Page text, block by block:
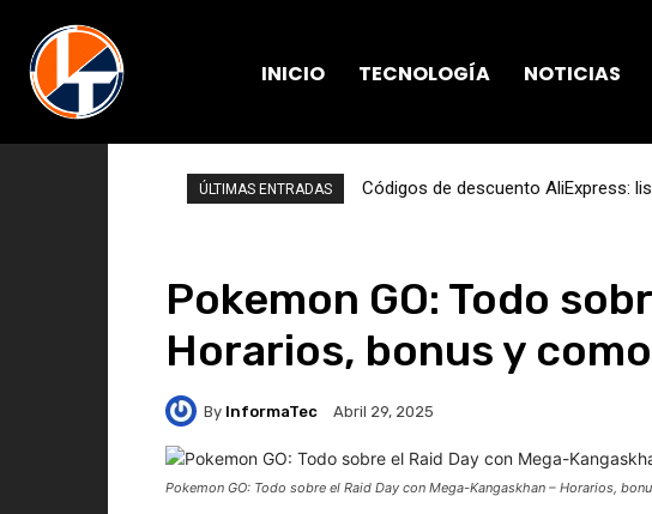
INICIO TECNOLOGÍA NOTICIAS
ÚLTIMAS ENTRADAS Códigos de descuento AliExpress:
Pokemon GO: Todo
Horarios, bonus y
By InformaTec Abril 29, 2025
Pokemon GO: Todo sobre el Raid Day con Mega-Kangaskhan – Horarios,